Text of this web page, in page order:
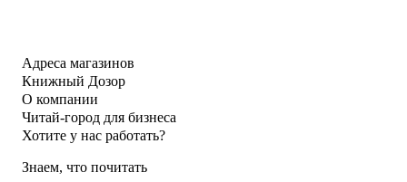
Адреса магазинов
Книжный Дозор
О компании
Читай-город для бизнеса
Хотите у нас работать?
Знаем, что почитать